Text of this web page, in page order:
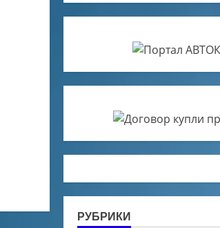
РУБРИКИ